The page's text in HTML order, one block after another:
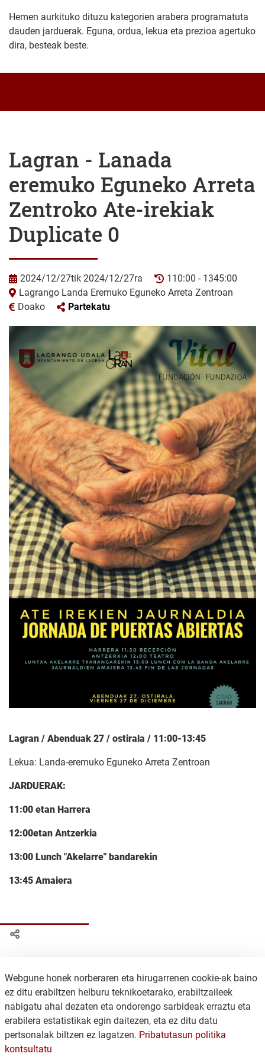
Hemen aurkituko dituzu kategorien arabera programatuta
dauden jarduerak. Eguna, ordua, lekua eta prezioa agertuko
dira, besteak beste.
Lagran - Lanada
eremuko Eguneko Arreta
Zentroko Ate-irekiak
Duplicate 0
2024/12/27tik 2024/12/27ra
110:00 - 1345:00
Lagrango Landa Eremuko Eguneko Arreta Zentroan
Doako
Partekatu
Lagran / Abenduak 27 / ostirala / 11:00-13:45
Lekua: Landa-eremuko Eguneko Arreta Zentroan
JARDUERAK:
11:00 etan Harrera
12:00etan Antzerkia
13:00 Lunch "Akelarre" bandarekin
13:45 Amaiera
Webgune honek norberaren eta hirugarrenen cookie-ak baino
ez ditu erabiltzen helburu teknikoetarako, erabiltzaileek
nabigatu ahal dezaten eta ondorengo sarbideak erraztu eta
erabilera estatistikak egin daitezen, eta ez ditu datu
pertsonalak biltzen ez lagatzen. Pribatutasun politika
kontsultatu